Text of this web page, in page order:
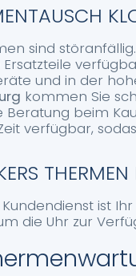
sind
Ersatzteile
und in der
kommen Sie
beim
verfügbar,
ist
die Uhr zur